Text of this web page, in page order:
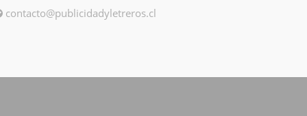
contacto@publicidadyletreros.cl